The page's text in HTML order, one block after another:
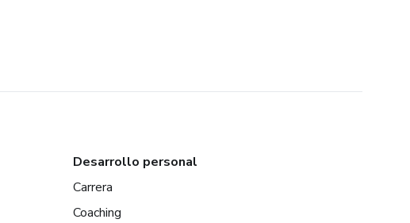
Desarrollo personal
Carrera
Coaching